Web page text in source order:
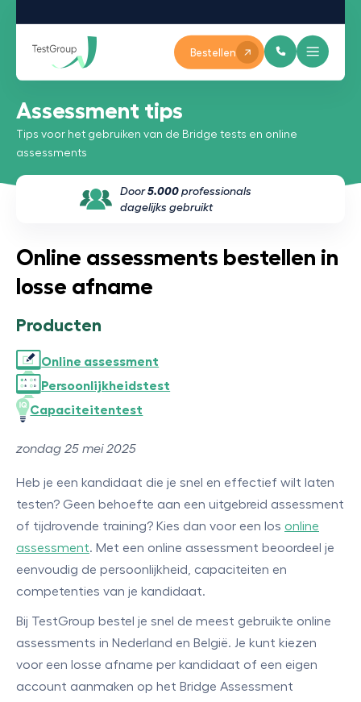
Bestellen
Assessment tips
Tips voor het gebruiken van de Bridge tests en online
assessments
Door5.000 professionals
dagelijks gebruikt
Online assessments bestellen in
losse afname
Producten
Online assessment
Persoonlijkheidstest
Capaciteitentest
zondag 25 mei 2025
Heb je een kandidaat die je snel en effectief wilt laten
testen? Geen behoefte aan een uitgebreid assessment
of tijdrovende training? Kies dan voor een los online
assessment. Met een online assessment beoordeel je
eenvoudig de persoonlijkheid, capaciteiten en
competenties van je kandidaat.
Bij TestGroup bestel je snel de meest gebruikte online
assessments in Nederland en België. Je kunt kiezen
voor een losse afname per kandidaat of een eigen
account aanmaken op het Bridge Assessment